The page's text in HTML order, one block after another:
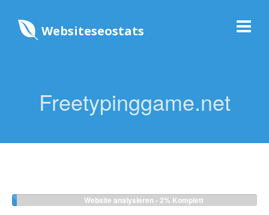
Websiteseostats
Freetypinggame.net
Website analysieren - 2% Komplett